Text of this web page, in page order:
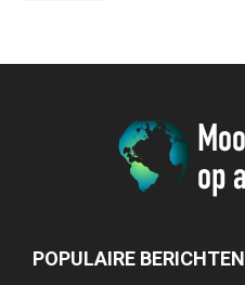
POPULAIRE BERICHTEN